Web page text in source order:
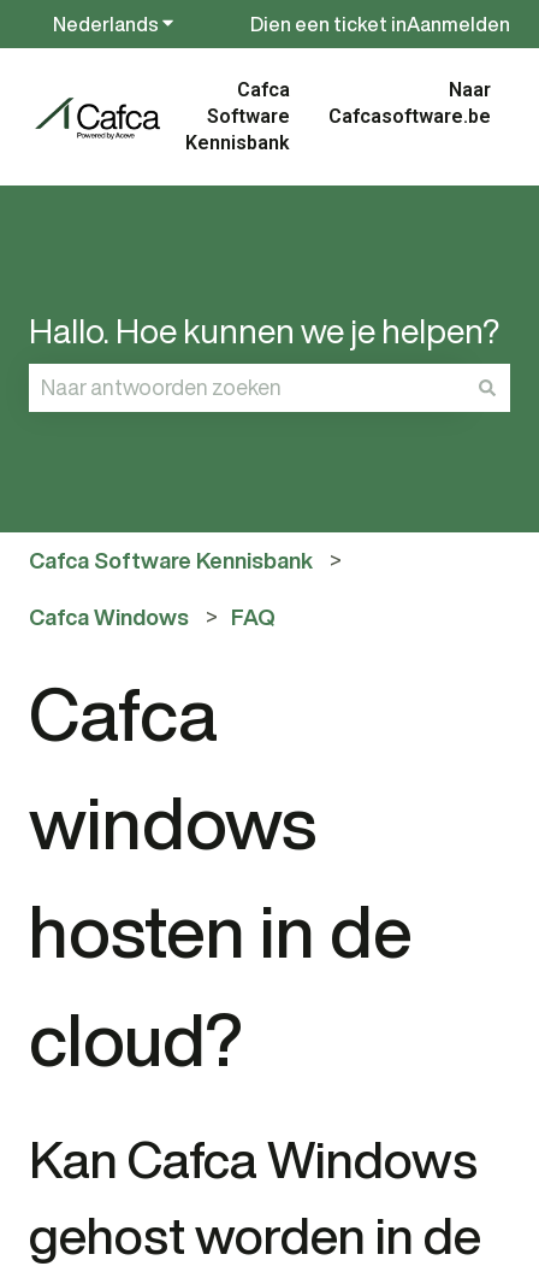
NederlandsSubmenu tonen voor vertalingen
Dien een ticket inAanmelden
Cafca
Software
Kennisbank
Naar
Cafcasoftware.be
Hallo. Hoe kunnen we je helpen?
Cafca Software Kennisbank
Cafca Windows
FAQ
Cafca
windows
hosten in de
cloud?
Kan Cafca Windows
gehost worden in de